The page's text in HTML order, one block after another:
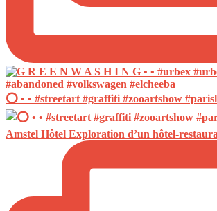
⭕️ • • #streetart #graffiti #zooartshow
Amstel Hôtel Exploration d’un hôtel-